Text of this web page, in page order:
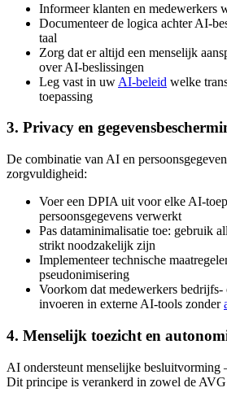
Informeer klanten en medewerkers
Documenteer de logica achter AI-
taal
Zorg dat er altijd een menselijk
over AI-beslissingen
Leg vast in uw AI-beleid welke
toepassing
3. Privacy en
De combinatie van AI en
zorgvuldigheid:
Voer een DPIA uit voor elke AI-
persoonsgegevens verwerkt
Pas dataminimalisatie toe: gebruik
strikt noodzakelijk zijn
Implementeer technische
pseudonimisering
Voorkom dat medewerkers bedrijfs-
invoeren in externe AI-tools zonder
4. Menselijk toezicht en
AI ondersteunt menselijke
Dit principe is verankerd in zowel de